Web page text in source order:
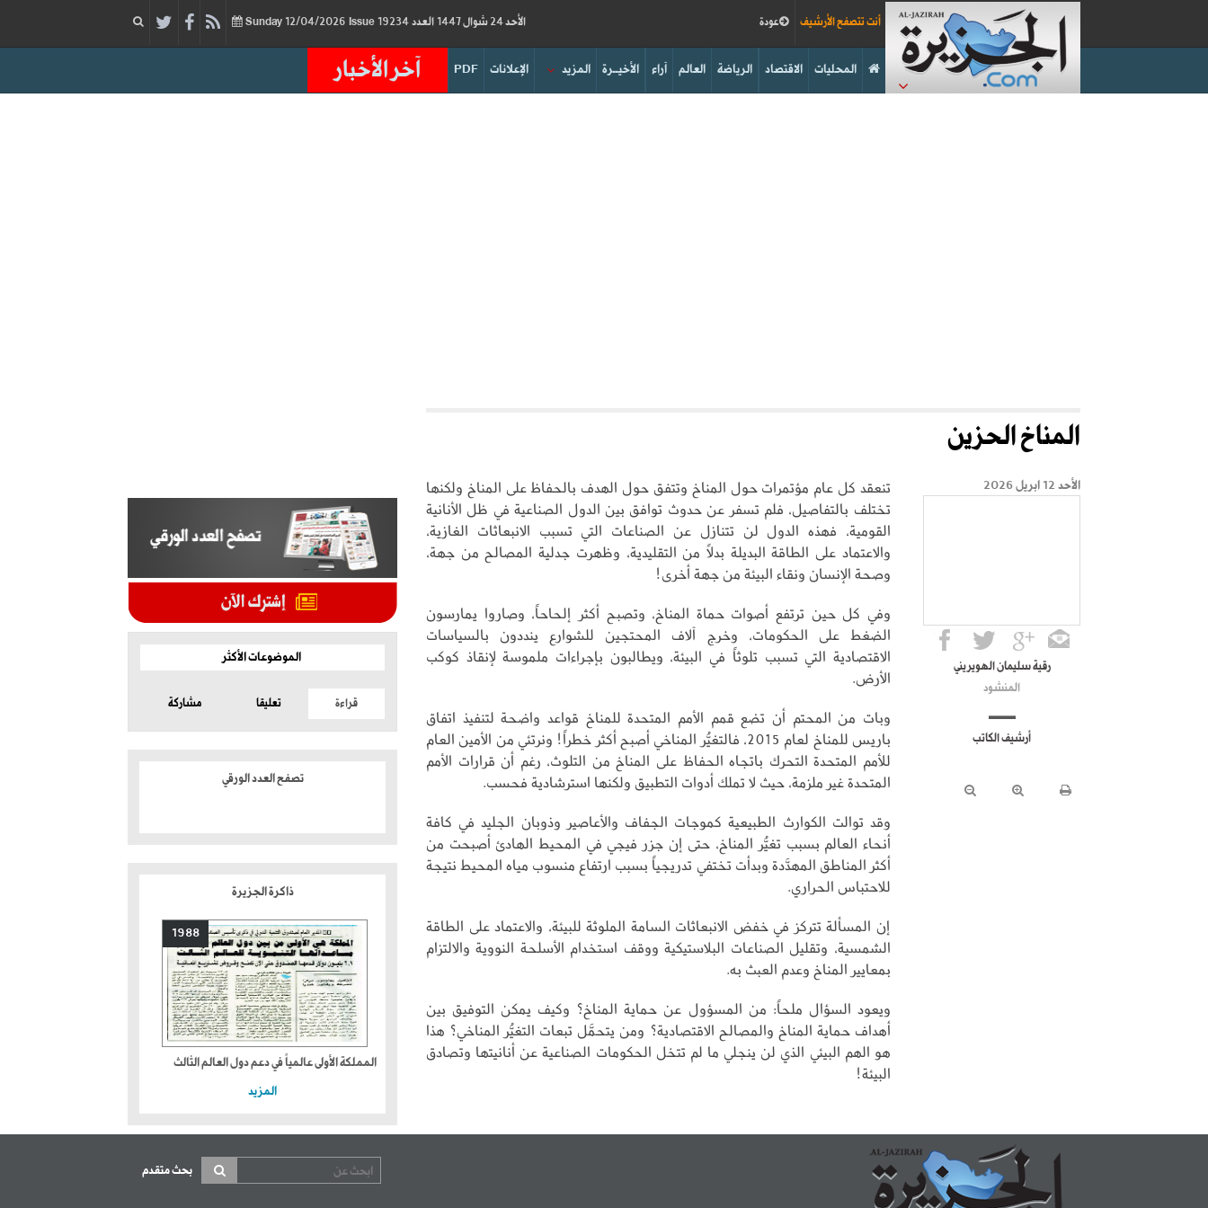
الأحد 24 شوال 1447 العدد 19234 12/04/2026 Issue عودة أنت تتصفح الأرشيف
آخر الأخبار PDF الإعلانات المزيد الأخيــرة آراء العالم الرياضة الاقتصاد المحليات
المناخ الحزين
الأحد 12 ابريل 2026
رقية سليمان الهويريني
المنشود
أرشيف الكاتب
تنعقد كل عام مؤتمرات حول المناخ وتتفق حول الهدف بالحفاظ على المناخ ولكنها
تختلف بالتفاصيل، فلم تسفر عن حدوث توافق بين الدول الصناعية في ظل الأنانية
القومية، فهذه الدول لن تتنازل عن الصناعات التي تسبب الانبعاثات الغازية،
والاعتماد على الطاقة البديلة بدلاً من التقليدية، وظهرت جدلية المصالح من جهة،
وصحة الإنسان ونقاء البيئة من جهة أخرى!
وفي كل حين ترتفع أصوات حماة المناخ، وتصبح أكثر إلحاحاً، وصاروا يمارسون
الضغط على الحكومات، وخرج آلاف المحتجين للشوارع ينددون بالسياسات
الاقتصادية التي تسبب تلوثاً في البيئة، ويطالبون بإجراءات ملموسة لإنقاذ كوكب
الأرض.
وبات من المحتم أن تضع قمم الأمم المتحدة للمناخ قواعد واضحة لتنفيذ اتفاق
باريس للمناخ لعام 2015، فالتغيُّر المناخي أصبح أكثر خطراً! ونرتئي من الأمين العام
للأمم المتحدة التحرك باتجاه الحفاظ على المناخ من التلوث، رغم أن قرارات الأمم
المتحدة غير ملزمة، حيث لا تملك أدوات التطبيق ولكنها استرشادية فحسب.
وقد توالت الكوارث الطبيعية كموجات الجفاف والأعاصير وذوبان الجليد في كافة
أنحاء العالم بسبب تغيُّر المناخ، حتى إن جزر فيجي في المحيط الهادئ أصبحت من
أكثر المناطق المهدَّدة وبدأت تختفي تدريجياً بسبب ارتفاع منسوب مياه المحيط نتيجة
للاحتباس الحراري.
إن المسألة تتركز في خفض الانبعاثات السامة الملوثة للبيئة، والاعتماد على الطاقة
الشمسية، وتقليل الصناعات البلاستيكية ووقف استخدام الأسلحة النووية والالتزام
بمعايير المناخ وعدم العبث به.
ويعود السؤال ملحاً: من المسؤول عن حماية المناخ؟ وكيف يمكن التوفيق بين
أهداف حماية المناخ والمصالح الاقتصادية؟ ومن يتحمَّل تبعات التغيُّر المناخي؟ هذا
هو الهم البيئي الذي لن ينجلي ما لم تتخل الحكومات الصناعية عن أنانيتها وتصادق
البيئة!
الموضوعات الأكثر
قراءة تعليقا مشاركة
تصفح العدد الورقي
ذاكرة الجزيرة
1988
المملكة الأولى عالمياً في دعم دول العالم الثالث
المزيد
بحث متقدم